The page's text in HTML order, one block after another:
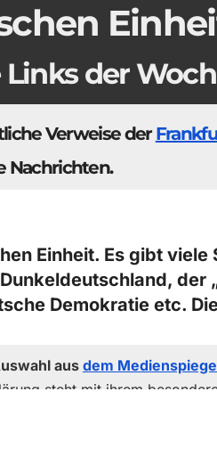
der
Verweise der
Nachrichten.
Einheit. Es gibt
der
Demokratie etc.
ausdem
steht mit ihrem
in keinerlei Zusammenhang